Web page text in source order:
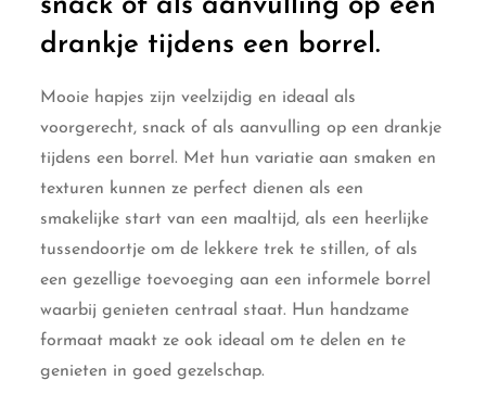
snack of als aanvulling op een
drankje tijdens een borrel.
Mooie hapjes zijn veelzijdig en ideaal als
voorgerecht, snack of als aanvulling op een drankje
tijdens een borrel. Met hun variatie aan smaken en
texturen kunnen ze perfect dienen als een
smakelijke start van een maaltijd, als een heerlijke
tussendoortje om de lekkere trek te stillen, of als
een gezellige toevoeging aan een informele borrel
waarbij genieten centraal staat. Hun handzame
formaat maakt ze ook ideaal om te delen en te
genieten in goed gezelschap.